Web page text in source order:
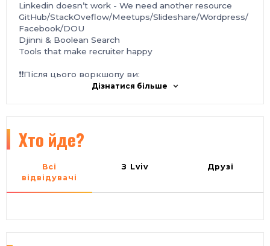
Linkedin doesn’t work - We need another resource
GitHub/StackOveflow/Meetups/Slideshare/Wordpress/
Facebook/DOU
Djinni & Boolean Search
Tools that make recruiter happy
❗❗Після цього воркшопу ви:
зможете закривати 80% вакансій за допомогою
цифрових інструментів
використовують провідні фахівці світу
навчитесь користуватись нестандартними
Дізнатися більше
Хто йде?
Всі
відвідувачі
З Lviv Друзі